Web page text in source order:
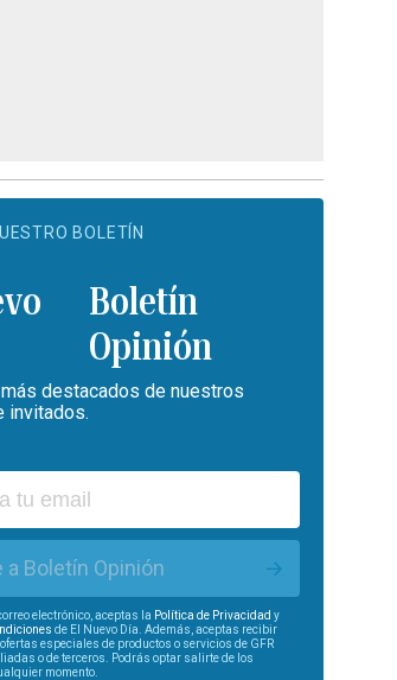
BOLETÍN
Boletín
Opinión
destacados de nuestros
invitados.
a Boletín Opinión
electrónico, aceptas la Política de Privacidad y
de El Nuevo Día. Además, aceptas recibir
especiales de productos o servicios de GFR
o de terceros. Podrás optar salirte de los
momento.